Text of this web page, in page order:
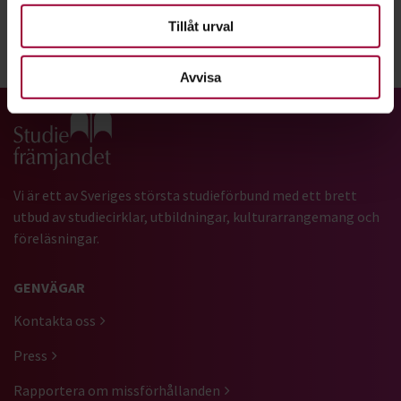
Tillåt urval
Avvisa
Dela: Facebook LinkedIn E-mail
Gå till studiefrämjandets startsida
Vi är ett av Sveriges största studieförbund med ett brett
utbud av studiecirklar, utbildningar, kulturarrangemang och
föreläsningar.
GENVÄGAR
Kontakta oss
Press
Rapportera om missförhållanden